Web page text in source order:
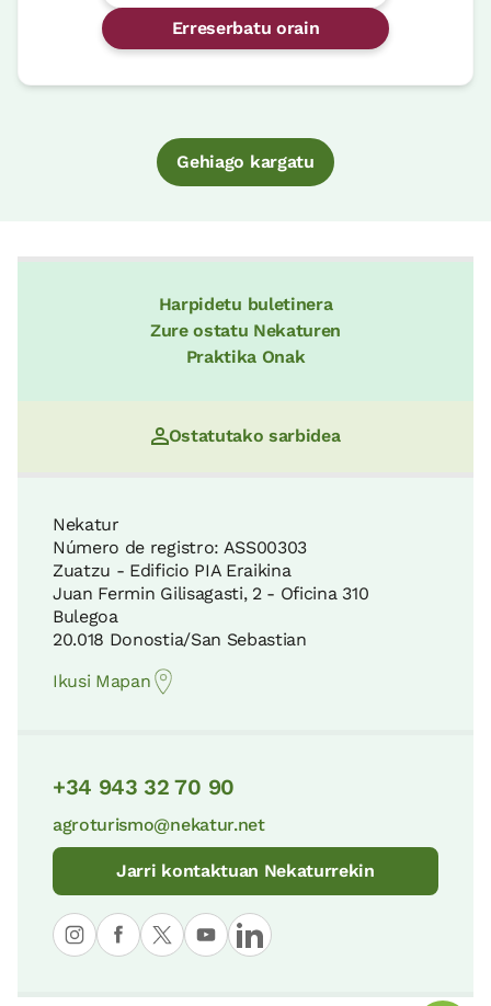
Erreserbatu orain
Gehiago kargatu
Harpidetu buletinera
Zure ostatu Nekaturen
Praktika Onak
Ostatutako sarbidea
Nekatur
Número de registro: ASS00303
Zuatzu - Edificio PIA Eraikina
Juan Fermin Gilisagasti, 2 - Oficina 310
Bulegoa
20.018 Donostia/San Sebastian
Ikusi Mapan
+34 943 32 70 90
agroturismo@nekatur.net
Jarri kontaktuan Nekaturrekin